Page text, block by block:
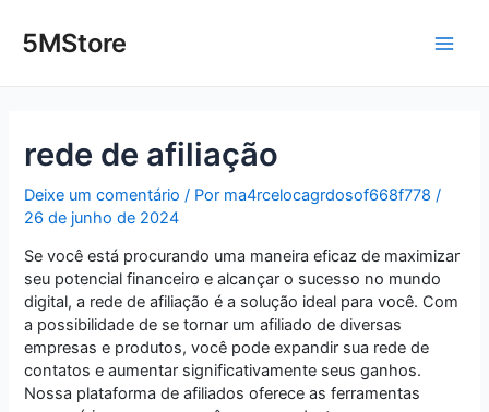
para5MStore
rede de afiliação
Deixe um comentário / Por ma4rcelocagrdosof668f778/
26 de junho de 2024
Se você está procurando uma maneira eficaz de maximizar
seu potencial financeiro e alcançar o sucesso no mundo
digital, a rede de afiliação é a solução ideal para você. Com
a possibilidade de se tornar um afiliado de diversas
empresas e produtos, você pode expandir sua rede de
contatos e aumentar significativamente seus ganhos.
Nossa plataforma de afiliados oferece as ferramentas
navigation